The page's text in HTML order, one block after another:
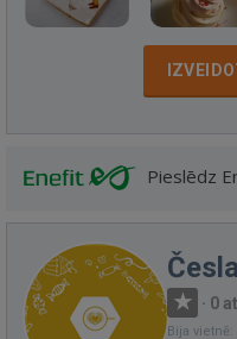
Pieslēdz
· 0
Bija